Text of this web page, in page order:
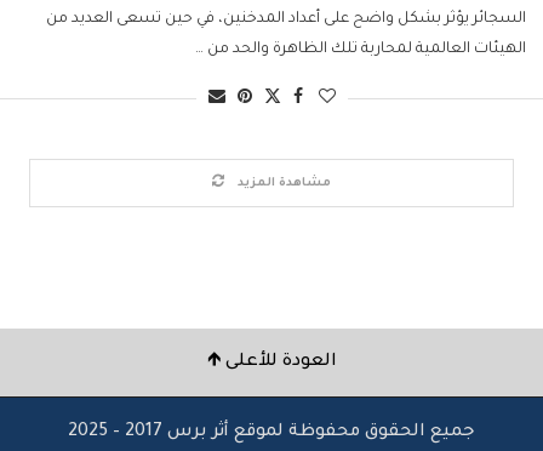
السجائر يؤثر بشكل واضح على أعداد المدخنين، في حين تسعى العديد من
الهيئات العالمية لمحاربة تلك الظاهرة والحد من …
مشاهدة المزيد
العودة للأعلى 🡹
جميع الحقوق محفوظة لموقع أثر برس 2017 – 2025